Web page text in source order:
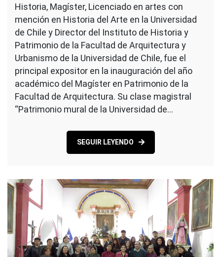
Historia, Magíster, Licenciado en artes con
mención en Historia del Arte en la Universidad
de Chile y Director del Instituto de Historia y
Patrimonio de la Facultad de Arquitectura y
Urbanismo de la Universidad de Chile, fue el
principal expositor en la inauguración del año
académico del Magíster en Patrimonio de la
Facultad de Arquitectura. Su clase magistral
“Patrimonio mural de la Universidad de…
SEGUIR LEYENDO